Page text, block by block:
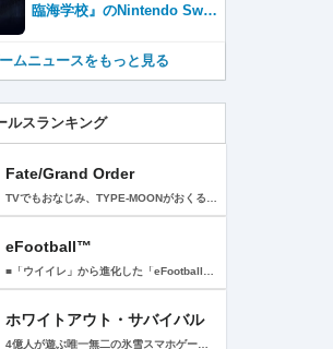
臨海学校』のNintendo Swit
ムニュースをもっと見る
ルスランキング
Fate/Grand Order
eFootball™
ホワイトアウト・サバイバル